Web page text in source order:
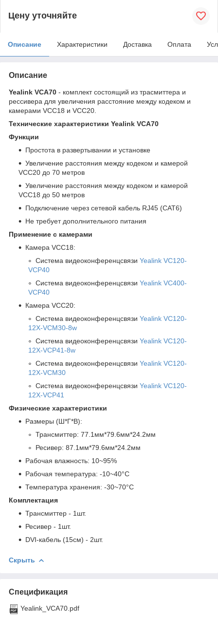
Цену уточняйте
Описание Характеристики Доставка Оплата
Описание
Yealink VCA70 - комплект состоящий из трасмиттера и
рессивера для увеличения расстояние между кодеком и
камерами VCC18 и VCC20.
Технические характеристики Yealink VCA70
Функции
Простота в развертывании и установке
Увеличение расстояния между кодеком и камерой
VCC20 до 70 метров
Увеличение расстояния между кодеком и камерой
VCC18 до 50 метров
Подключение через сетевой кабель RJ45 (CAT6)
Не требует дополнительного питания
Применение с камерами
Камера VCC18:
Система видеоконференцсвязи Yealink VC120-
VCP40
Система видеоконференцсвязи Yealink VC400-
VCP40
Камера VCC20:
Система видеоконференцсвязи Yealink VC120-
12X-VCM30-8w
Система видеоконференцсвязи Yealink VC120-
12X-VCP41-8w
Система видеоконференцсвязи Yealink VC120-
12X-VCM30
Система видеоконференцсвязи Yealink VC120-
12X-VCP41
Физические характеристики
Размеры (Ш*Г*В):
Трансмиттер: 77.1мм*79.6мм*24.2мм
Ресивер: 87.1мм*79.6мм*24.2мм
Рабочая влажность: 10~95%
Рабочая температура: -10~40°C
Температура хранения: -30~70°C
Комплектация
Трансмиттер - 1шт.
Ресивер - 1шт.
DVI-кабель (15см) - 2шт.
Скрыть
Спецификация
Yealink_VCA70.pdf